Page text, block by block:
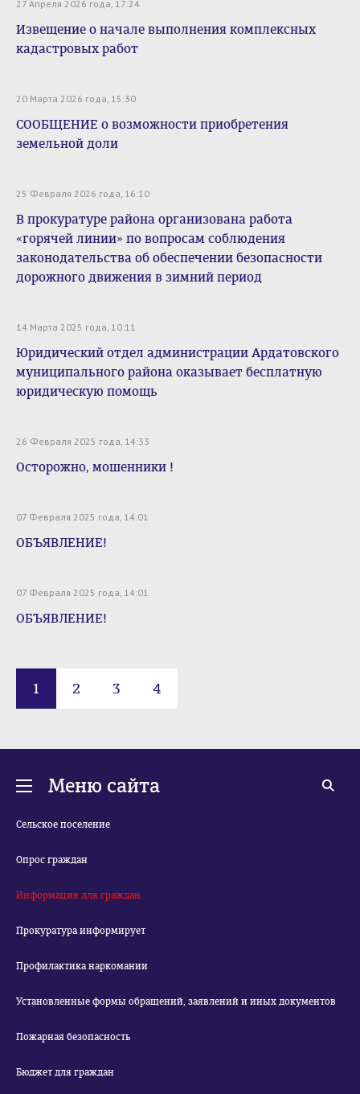
27 Апреля 2026 года, 17:24
Извещение о начале выполнения комплексных
кадастровых работ
20 Марта 2026 года, 15:30
СООБЩЕНИЕ о возможности приобретения
земельной доли
25 Февраля 2026 года, 16:10
В прокуратуре района организована работа
«горячей линии» по вопросам соблюдения
законодательства об обеспечении безопасности
дорожного движения в зимний период
14 Марта 2025 года, 10:11
Юридический отдел администрации Ардатовского
муниципального района оказывает бесплатную
юридическую помощь
26 Февраля 2025 года, 14:33
Осторожно, мошенники !
07 Февраля 2025 года, 14:01
ОБЪЯВЛЕНИЕ!
07 Февраля 2025 года, 14:01
ОБЪЯВЛЕНИЕ!
1 2 3 4
Меню сайта
Сельское поселение
Опрос граждан
Информация для граждан
Прокуратура информирует
Профилактика наркомании
Установленные формы обращений, заявлений и иных документов
Пожарная безопасность
Бюджет для граждан